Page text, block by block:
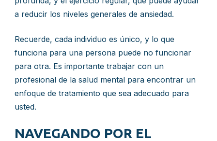
a reducir los niveles generales de ansiedad.
Recuerde, cada individuo es único, y lo que
funciona para una persona puede no funcionar
para otra. Es importante trabajar con un
profesional de la salud mental para encontrar un
enfoque de tratamiento que sea adecuado para
usted.
NAVEGANDO POR EL